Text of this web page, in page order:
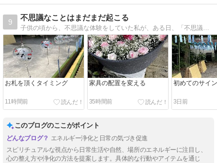
9
不思議なことはまだまだ起こる
子供の頃から、不思議な体験をしていた私が、ある日、「不思議なことはまだまだ起こる」という言葉を頭の中で聞き、その言葉通りの不思議な体験をすることになった話です
お札を頂くタイミング
11時間前
家具の配置を変える
35時間前
初めてのサイン
3日前
このブログのここがポイント
エネルギー浄化と日常の気づき促進
スピリチュアルな視点から日常生活や自然、場所のエネルギーに注目し、
心の整え方や浄化の方法を提案します。具体的な行動やアイテムを通じ